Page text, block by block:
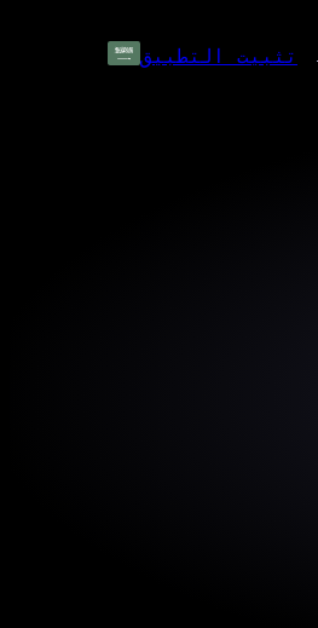
تثبيت التطبيق